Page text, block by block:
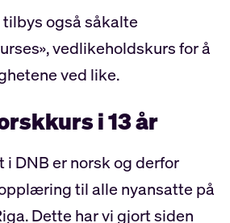
også såkalte
vedlikeholdskurs for å
ved like.
i 13 år
DNB er norsk og derfor
til alle nyansatte på
Dette har vi gjort siden